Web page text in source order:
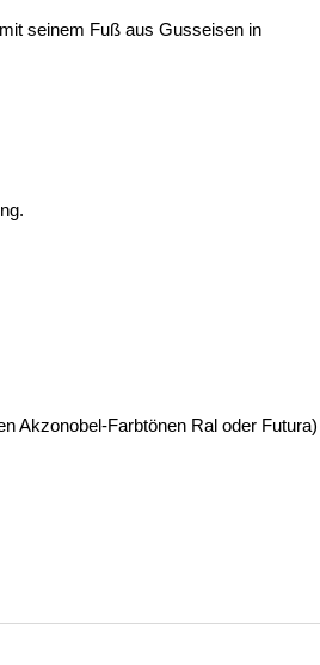
seinem Fuß aus Gusseisen in
Akzonobel-Farbtönen Ral oder Futura)